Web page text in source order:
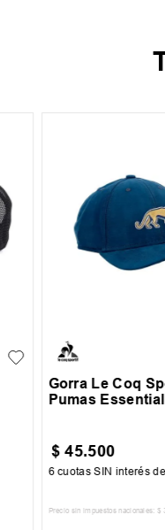
Gorra Le Coq
Pumas Essential
$ 45.500
6 cuotas SIN interés
Precio sin impuestos nacionales: $